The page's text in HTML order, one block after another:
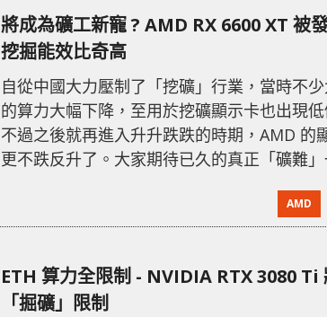
將成為礦工新寵 ? AMD RX 6600 XT 被
挖掘能效比奇高
自從中國大力壓制了「挖礦」行業，當時不
的算力大幅下降，至用於挖礦顯示卡也出現低
不過之後就再進入升升跌跌的時期，AMD 的
更不跌反升了。大家期待已久的真正「礦難」
卡，被發現了其「挖礦」效率奇高。據網友
ETH 挖礦效率為 28MH/s，相對功耗為 93W
頻
AMD
ETH 算力全限制 - NVIDIA RTX 3080 Ti
「掘礦」限制